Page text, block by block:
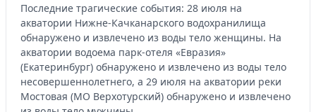
Последние трагические события: 28 июля на
акватории Нижне-Качканарского водохранилища
обнаружено и извлечено из воды тело женщины. На
акватории водоема парк-отеля «Евразия»
(Екатеринбург) обнаружено и извлечено из воды тело
несовершеннолетнего, а 29 июля на акватории реки
Мостовая (МО Верхотурский) обнаружено и извлечено